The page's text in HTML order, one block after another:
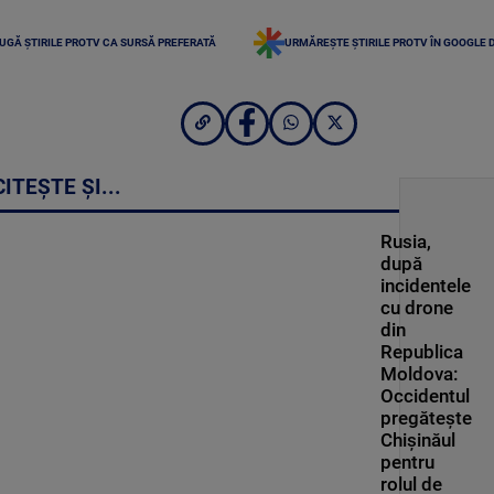
ȘTIRILE PROTV CA SURSĂ PREFERATĂ URMĂREȘTE ȘTIRILE PROTV ÎN GOOGLE
ȘI...
Rusia,
după
incidentele
cu drone
din
Republica
Moldova:
Occidentul
pregătește
Chișinăul
pentru
rolul de